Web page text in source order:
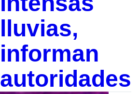
lluvias,
informan
autoridades